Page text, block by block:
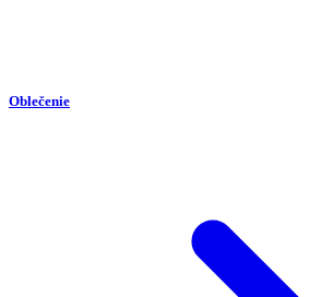
Oblečenie